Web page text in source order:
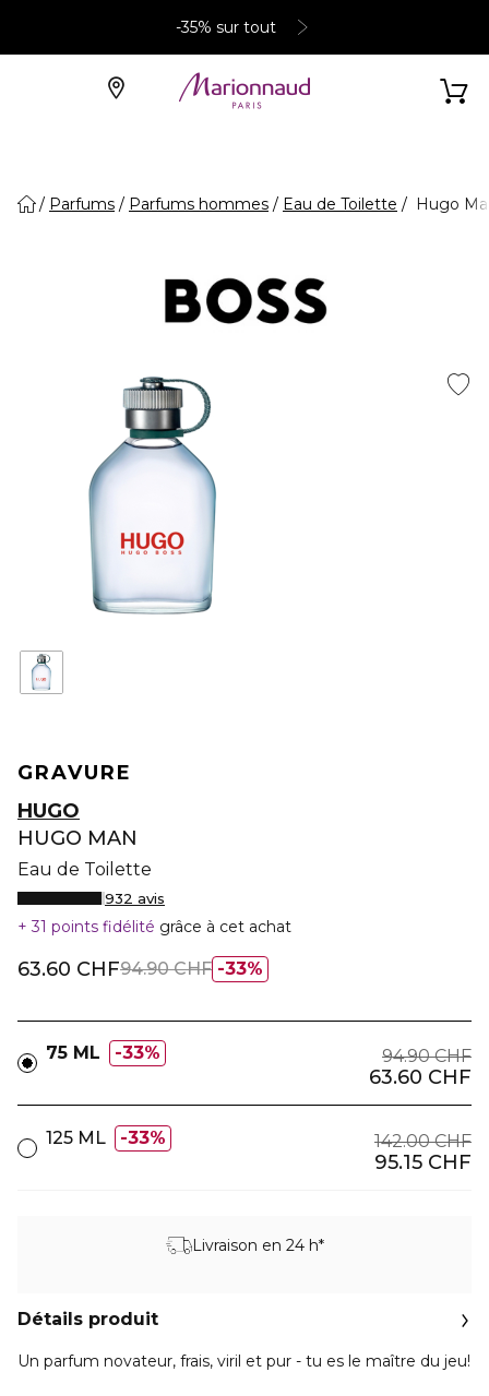
-35% sur tout
Parfums Parfums hommes Eau de Toilette Hugo
GRAVURE
HUGO
HUGO MAN
Eau de Toilette
932 avis
31 points fidélité grâce à cet achat
33%
63.60 CHF94.90 CHF
75 ML 33% 94.90 CHF
63.60 CHF
125 ML 33% 142.00 CHF
95.15 CHF
Livraison en 24 h*
Détails produit
Un parfum novateur, frais, viril et pur - tu es le maître du jeu!